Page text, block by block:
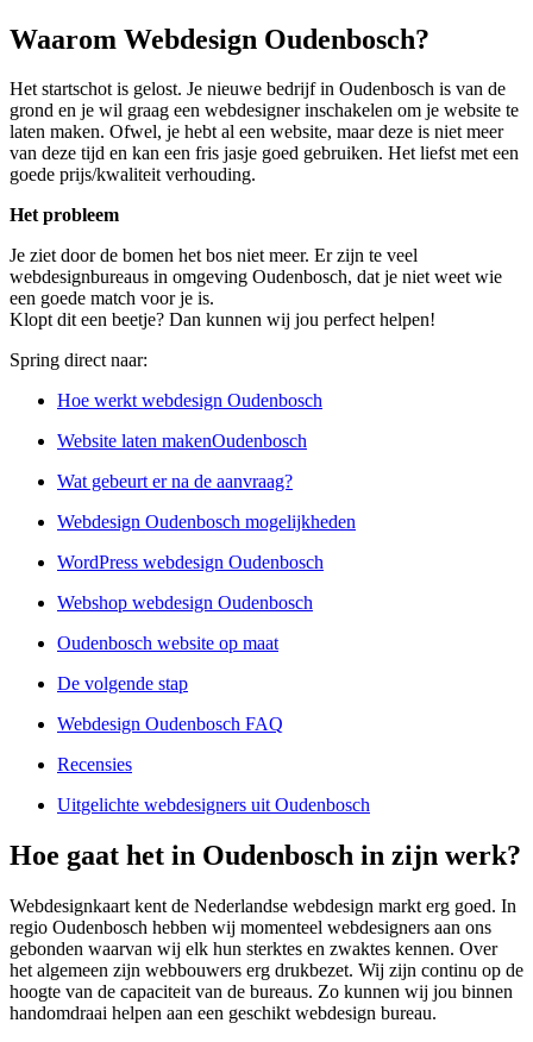
Waarom Webdesign Oudenbosch?
Het startschot is gelost. Je nieuwe bedrijf in Oudenbosch is van de
grond en je wil graag een webdesigner inschakelen om je website te
laten maken. Ofwel, je hebt al een website, maar deze is niet meer
van deze tijd en kan een fris jasje goed gebruiken. Het liefst met een
goede prijs/kwaliteit verhouding.
Het probleem
Je ziet door de bomen het bos niet meer. Er zijn te veel
webdesignbureaus in omgeving Oudenbosch, dat je niet weet wie
een goede match voor je is.
Klopt dit een beetje? Dan kunnen wij jou perfect helpen!
Spring direct naar:
Hoe werkt webdesign Oudenbosch
Website laten makenOudenbosch
Wat gebeurt er na de aanvraag?
Webdesign Oudenbosch mogelijkheden
WordPress webdesign Oudenbosch
Webshop webdesign Oudenbosch
Oudenbosch website op maat
De volgende stap
Webdesign Oudenbosch FAQ
Recensies
Uitgelichte webdesigners uit Oudenbosch
Hoe gaat het in Oudenbosch in zijn werk?
Webdesignkaart kent de Nederlandse webdesign markt erg goed. In
regio Oudenbosch hebben wij momenteel webdesigners aan ons
gebonden waarvan wij elk hun sterktes en zwaktes kennen. Over
het algemeen zijn webbouwers erg drukbezet. Wij zijn continu op de
hoogte van de capaciteit van de bureaus. Zo kunnen wij jou binnen
handomdraai helpen aan een geschikt webdesign bureau.